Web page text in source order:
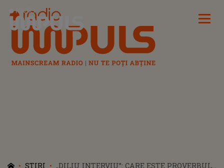
Radio Impuls
STIRI
„DILIU INTERVIU”: CARE ESTE PROVERBUL